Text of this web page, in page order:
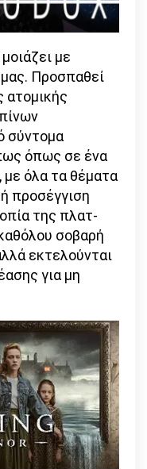
με
Προσπαθεί
ατομικής
σύντομα
όπως σε ένα
με όλα τα θέματα
προσέγγιση
της πλατ-
σοβαρή
εκτελούνται
για μη